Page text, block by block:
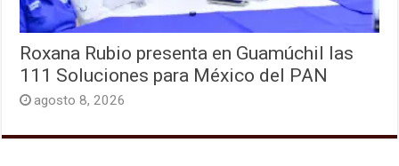
Roxana Rubio presenta en Guamúchil las
111 Soluciones para México del PAN
agosto 8, 2026